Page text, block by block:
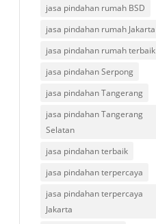
jasa pindahan rumah BSD
jasa pindahan rumah Jakarta
jasa pindahan rumah terbaik
jasa pindahan Serpong
jasa pindahan Tangerang
jasa pindahan Tangerang
Selatan
jasa pindahan terbaik
jasa pindahan terpercaya
jasa pindahan terpercaya
Jakarta